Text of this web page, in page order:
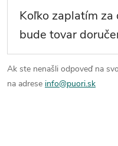
Koľko zaplatím za
bude tovar
Ak ste nenašli odpoveď na
na adrese info@puori.sk